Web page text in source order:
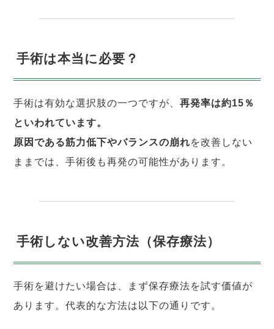
手術は本当に必要？
手術は有効な選択肢の一つですが、再発率は約15％
といわれています。
原因である筋力低下やバランスの崩れを改善しない
ままでは、手術後も再発の可能性があります。
手術しない改善方法（保存療法）
手術を避けたい場合は、まず保存療法を試す価値が
あります。代表的な方法は以下の通りです。